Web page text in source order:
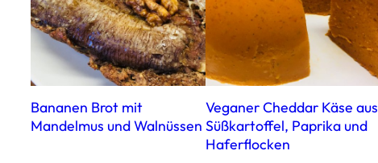
Bananen Brot mit
Mandelmus und Walnüssen
Veganer Cheddar Käse aus
Süßkartoffel, Paprika und
Haferflocken